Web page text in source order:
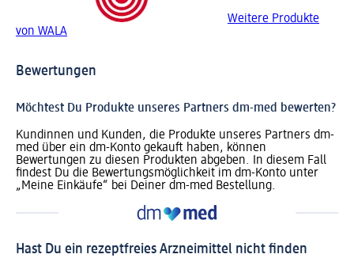
Weitere Produkte
von WALA
Bewertungen
Möchtest Du Produkte unseres Partners dm-med bewerten?
Kundinnen und Kunden, die Produkte unseres Partners dm-
med über ein dm-Konto gekauft haben, können
Bewertungen zu diesen Produkten abgeben. In diesem Fall
findest Du die Bewertungsmöglichkeit im dm-Konto unter
„Meine Einkäufe“ bei Deiner dm-med Bestellung.
Hast Du ein rezeptfreies Arzneimittel nicht finden